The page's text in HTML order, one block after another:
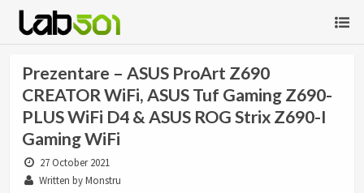
Prezentare – ASUS ProArt Z690
CREATOR WiFi, ASUS Tuf Gaming Z690-
PLUS WiFi D4 & ASUS ROG Strix Z690-I
Gaming WiFi
27 October 2021
Written by Monstru